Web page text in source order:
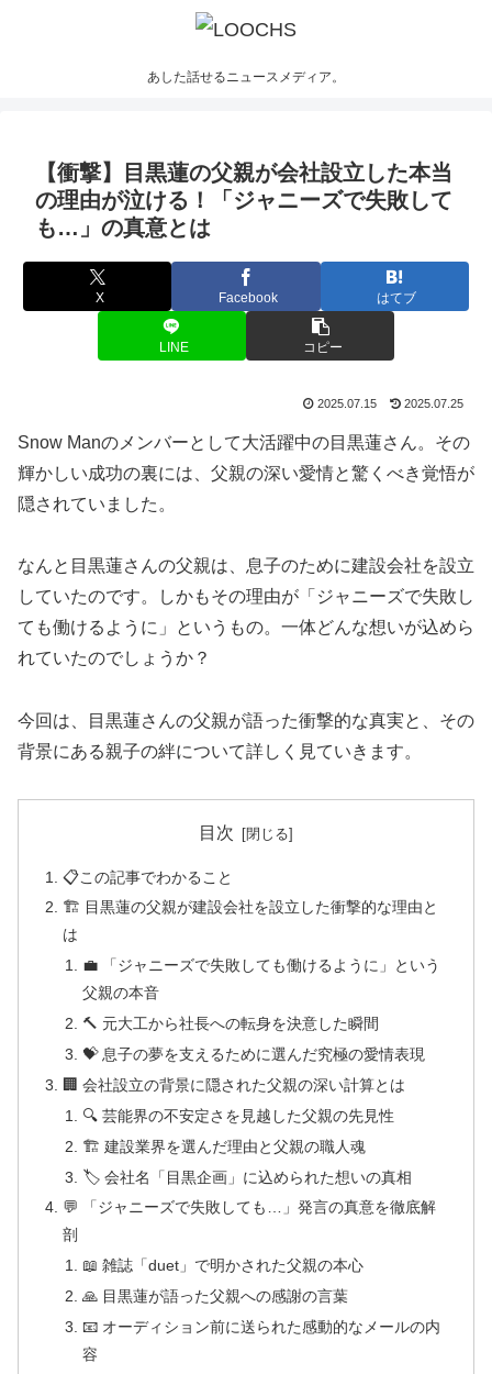
あした話せるニュースメディア。
【衝撃】目黒蓮の父親が会社設立した本当
の理由が泣ける！「ジャニーズで失敗して
も…」の真意とは
X Facebook はてブ
LINE コピー
2025.07.15 2025.07.25
Snow Manのメンバーとして大活躍中の目黒蓮さん。その
輝かしい成功の裏には、父親の深い愛情と驚くべき覚悟が
隠されていました。
なんと目黒蓮さんの父親は、息子のために建設会社を設立
していたのです。しかもその理由が「ジャニーズで失敗し
ても働けるように」というもの。一体どんな想いが込めら
れていたのでしょうか？
今回は、目黒蓮さんの父親が語った衝撃的な真実と、その
背景にある親子の絆について詳しく見ていきます。
目次
📋この記事でわかること
🏗️ 目黒蓮の父親が建設会社を設立した衝撃的な理由と
は
💼 「ジャニーズで失敗しても働けるように」という
父親の本音
🔨 元大工から社長への転身を決意した瞬間
💝 息子の夢を支えるために選んだ究極の愛情表現
🏢 会社設立の背景に隠された父親の深い計算とは
🔍 芸能界の不安定さを見越した父親の先見性
🏗️ 建設業界を選んだ理由と父親の職人魂
🏷️ 会社名「目黒企画」に込められた想いの真相
💬 「ジャニーズで失敗しても…」発言の真意を徹底解
剖
📖 雑誌「duet」で明かされた父親の本心
🙏 目黒蓮が語った父親への感謝の言葉
📧 オーディション前に送られた感動的なメールの内
容